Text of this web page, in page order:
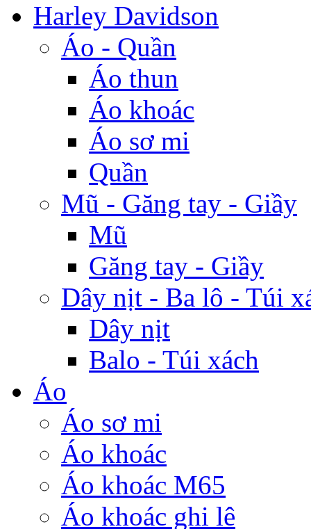
Harley Davidson
Áo - Quần
Áo thun
Áo khoác
Áo sơ mi
Quần
Mũ - Găng tay - Giầy
Mũ
Găng tay - Giầy
Dây nịt - Ba lô - Túi
Dây nịt
Balo - Túi xách
Áo
Áo sơ mi
Áo khoác
Áo khoác M65
Áo khoác ghi lê